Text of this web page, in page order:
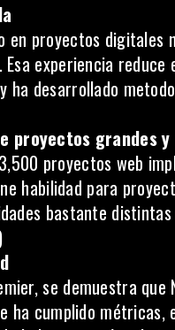
en proyectos digitales
experiencia
ha desarrollado
proyectos grandes
proyectos web
habilidad para
bastante
se demuestra
ha cumplido métricas,